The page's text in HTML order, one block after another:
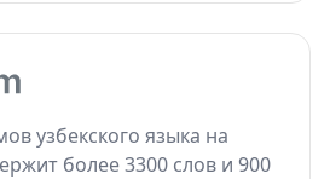
узбекского языка на
более 3300 слов и 900